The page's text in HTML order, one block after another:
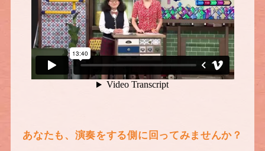
あなたも、演奏をする側に回ってみませんか？